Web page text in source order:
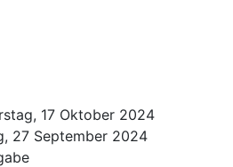
17 Oktober 2024
27 September 2024